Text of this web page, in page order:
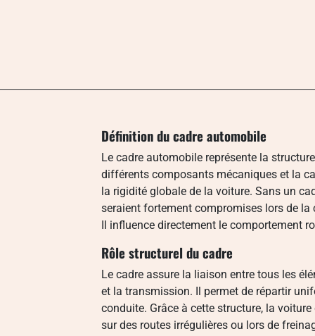
Définition du cadre automobile
Le cadre automobile représente la
différents composants mécaniques et la
la rigidité globale de la voiture. Sans un
seraient fortement compromises lors de
Il influence directement le comportement
Rôle structurel du cadre
Le cadre assure la liaison entre tous les
et la transmission. Il permet de répartir
conduite. Grâce à cette structure, la voiture
sur des routes irrégulières ou lors de